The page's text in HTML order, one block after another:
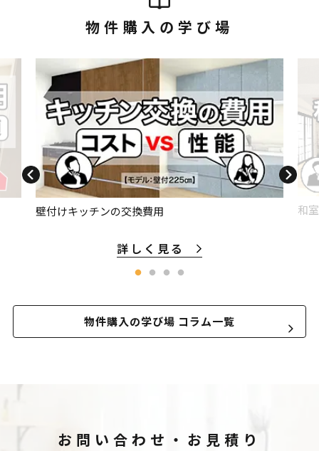
物件購入の学び場
壁付けキッチンの交換費用
詳しく見る
和
物件購入の学び場 コラム一覧
お問い合わせ・お見積り